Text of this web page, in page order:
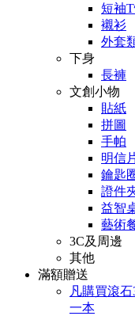
短袖
襯衫
外套
下身
長褲
文創小物
貼紙
拼圖
手帕
明信
鑰匙
證件
益智
藝術
3C及周邊
其他
滿額贈送
凡購買滾
一本